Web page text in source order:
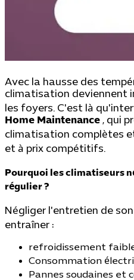
Avec la hausse des
climatisation deviennent
les foyers. C'est là
Home Maintenance , qui
climatisation complètes
et à prix compétitifs.
Pourquoi les climatiseurs
régulier ?
Négliger l'entretien de
entraîner :
refroidissement
Consommation
Pannes soudaines et